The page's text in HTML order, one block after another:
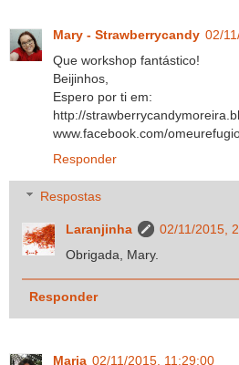
Mary - Strawberrycandy 02/
Que workshop fantástico!
Beijinhos,
Espero por ti em:
http://
www.facebook.com/
Responder
Respostas
Laranjinha
02/11/2015,
Obrigada, Mary.
Responder
Maria 02/11/2015, 11:29:00